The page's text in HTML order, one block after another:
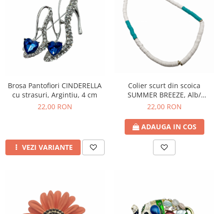
Brosa Pantofiori CINDERELLA
cu strasuri, Argintiu, 4 cm
22,00 RON
VEZI VARIANTE
Colier scurt din scoica
SUMMER BREEZE, Alb/
Turcoaz
22,00 RON
ADAUGA IN COS